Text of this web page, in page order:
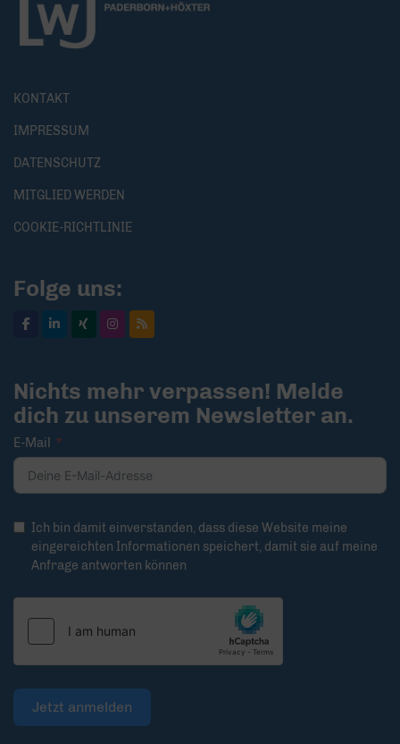
KONTAKT
IMPRESSUM
DATENSCHUTZ
MITGLIED WERDEN
COOKIE-RICHTLINIE
Folge uns:
Nichts mehr verpassen! Melde
dich zu unserem Newsletter an.
E-Mail
Ich bin damit einverstanden, dass diese Website meine
eingereichten Informationen speichert, damit sie auf meine
Anfrage antworten können
Jetzt anmelden